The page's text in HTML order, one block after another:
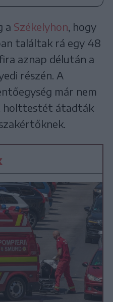
a Székelyhon , hogy
találtak rá egy 48
aznap délután a
részén. A
már nem
holttestét átadták